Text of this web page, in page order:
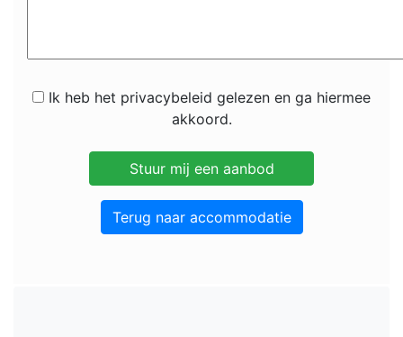
Ik heb het privacybeleid gelezen en ga hiermee
akkoord.
Terug naar accommodatie